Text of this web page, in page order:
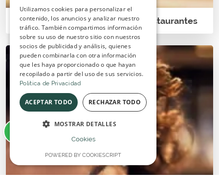
Asistente Telefónico IA para Restaurantes
Utilizamos cookies para personalizar el
contenido, los anuncios y analizar nuestro
tráfico. También compartimos información
sobre su uso de nuestro sitio con nuestros
socios de publicidad y análisis, quienes
pueden combinarla con otra información
que les haya proporcionado o que hayan
recopilado a partir del uso de sus servicios.
Politica de Privacidad
ACEPTAR TODO RECHAZAR TODO
MOSTRAR DETALLES
Cookies
POWERED BY COOKIESCRIPT